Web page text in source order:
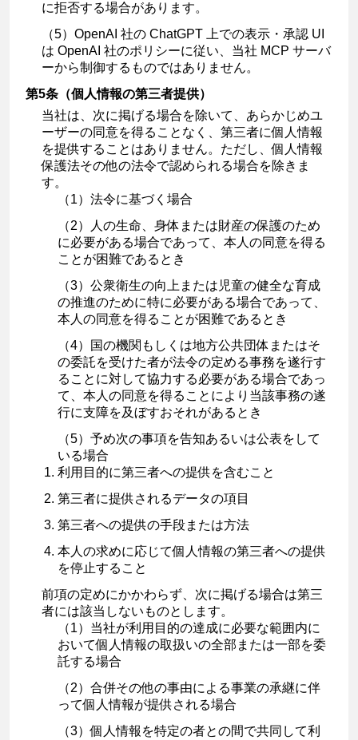
に拒否する場合があります。
（5）OpenAI 社の ChatGPT 上での表示・承認 UI
は OpenAI 社のポリシーに従い、当社 MCP サーバ
ーから制御するものではありません。
第5条（個人情報の第三者提供）
当社は、次に掲げる場合を除いて、あらかじめユ
ーザーの同意を得ることなく、第三者に個人情報
を提供することはありません。ただし、個人情報
保護法その他の法令で認められる場合を除きま
す。
（1）法令に基づく場合
（2）人の生命、身体または財産の保護のため
に必要がある場合であって、本人の同意を得る
ことが困難であるとき
（3）公衆衛生の向上または児童の健全な育成
の推進のために特に必要がある場合であって、
本人の同意を得ることが困難であるとき
（4）国の機関もしくは地方公共団体またはそ
の委託を受けた者が法令の定める事務を遂行す
ることに対して協力する必要がある場合であっ
て、本人の同意を得ることにより当該事務の遂
行に支障を及ぼすおそれがあるとき
（5）予め次の事項を告知あるいは公表をして
いる場合
利用目的に第三者への提供を含むこと
第三者に提供されるデータの項目
第三者への提供の手段または方法
本人の求めに応じて個人情報の第三者への提供
を停止すること
前項の定めにかかわらず、次に掲げる場合は第三
者には該当しないものとします。
（1）当社が利用目的の達成に必要な範囲内に
おいて個人情報の取扱いの全部または一部を委
託する場合
（2）合併その他の事由による事業の承継に伴
って個人情報が提供される場合
（3）個人情報を特定の者との間で共同して利